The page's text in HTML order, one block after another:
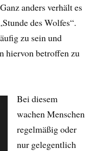
anders verhält es
des Wolfes“.
zu sein und
hiervon betroffen zu
Bei diesem
wachen Menschen
regelmäßig oder
nur gelegentlich